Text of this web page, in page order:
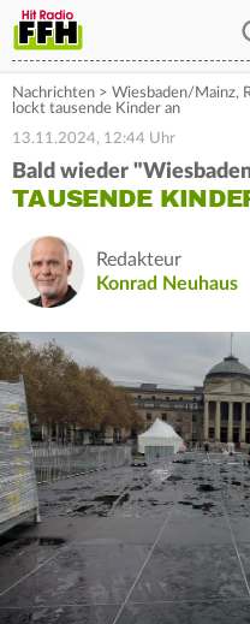
Nachrichten > Wiesbaden/Mainz,
lockt tausende Kinder an
13.11.2024, 12:44 Uhr
Bald wieder
TAUSENDE
Redakteur
Konrad Neuhaus